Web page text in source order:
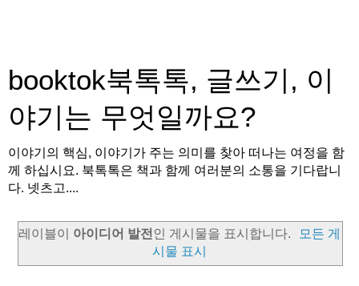
booktok북톡톡, 글쓰기, 이
야기는 무엇일까요?
이야기의 핵심, 이야기가 주는 의미를 찾아 떠나는 여정을 함
께 하십시요. 북톡톡은 책과 함께 여러분의 소통을 기다랍니
다. 넷츠고....
레이블이 아이디어 발전 인 게시물을 표시합니다.
모든 게
시물 표시